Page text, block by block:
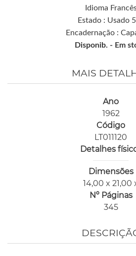
Idioma
Estado : Usado
Encadernação :
Disponib. - Em
MAIS
Ano
1962
Código
LT011120
Detalhes
Dimensões
14,00 x 21,00
Nº Páginas
345